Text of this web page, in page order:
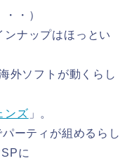
・）
ナップはほっとい
外ソフトが動くらし
ンズ 」。
ーティが組めるらし
に